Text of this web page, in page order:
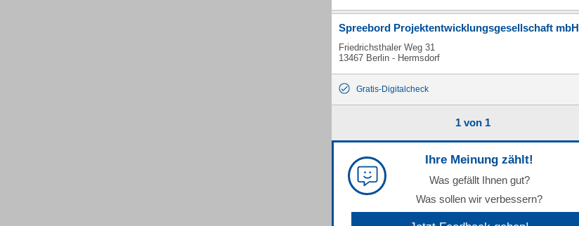
Spreebord Projektentwicklungsgesellschaft mbH
Friedrichsthaler Weg 31
13467 Berlin - Hermsdorf
Gratis-Digitalcheck
1 von 1
Ihre Meinung zählt!
Was gefällt Ihnen gut?
Was sollen wir verbessern?